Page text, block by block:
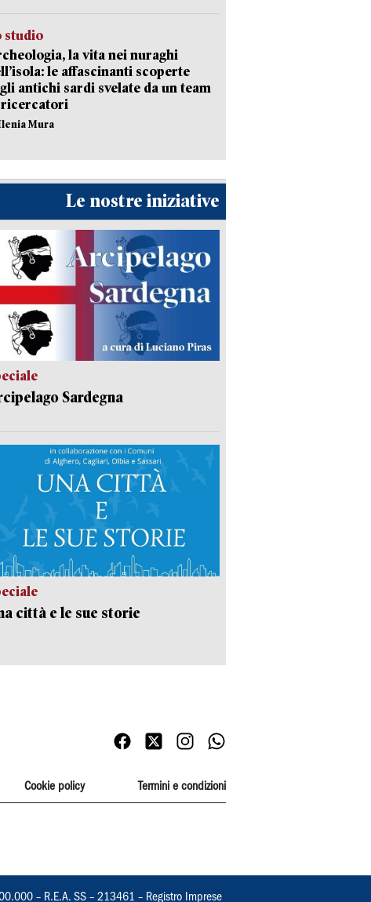
studio
la vita nei nuraghi
le affascinanti scoperte
antichi sardi svelate da un team
Mura
Le nostre iniziative
Sardegna
città e le sue storie
Cookie policy Termini e condizioni
– R.E.A. SS – 213461 – Registro Imprese